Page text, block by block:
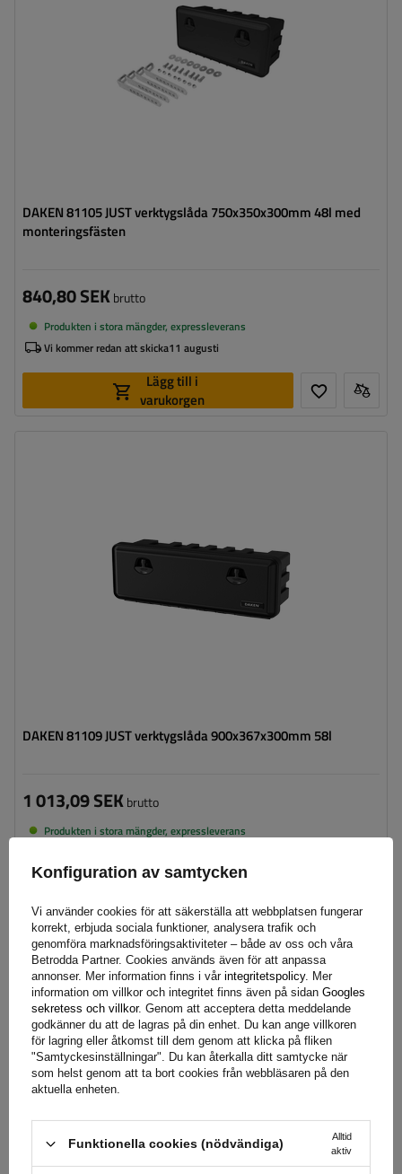
DAKEN 81105 JUST verktygslåda 750x350x300mm 48l med
monteringsfästen
Optimal belastning för verktygslådan:
840,80 SEKbrutto
Produkten i stora mängder, expressleverans
Vi kommer redan att skicka11 augusti
Lägg till i
varukorgen
DAKEN 81109 JUST verktygslåda 900x367x300mm 58l
Optimal belastning för verktygslådan: 50 kg
1 013,09 SEKbrutto
Produkten i stora mängder, expressleverans
varukorgen
Verktygslådans kapacitet:
75 l
Verktygslådans längd:
750 mm
Verktygslådans höjd:
350 mm
Verktygslådans djup:
450 mm
Optimal belastning för verktygslådan: 45 kg
Konfiguration av samtycken
Vi använder cookies för att säkerställa att webbplatsen fungerar
korrekt, erbjuda sociala funktioner, analysera trafik och
genomföra marknadsföringsaktiviteter – både av oss och våra
Betrodda Partner. Cookies används även för att anpassa
annonser. Mer information finns i vår integritetspolicy. Mer
information om villkor och integritet finns även på sidan Googles
sekretess och villkor. Genom att acceptera detta meddelande
godkänner du att de lagras på din enhet. Du kan ange villkoren
för lagring eller åtkomst till dem genom att klicka på fliken
"Samtyckesinställningar". Du kan återkalla ditt samtycke när
som helst genom att ta bort cookies från webbläsaren på den
aktuella enheten.
Funktionella cookies (nödvändiga)
Alltid
aktiv